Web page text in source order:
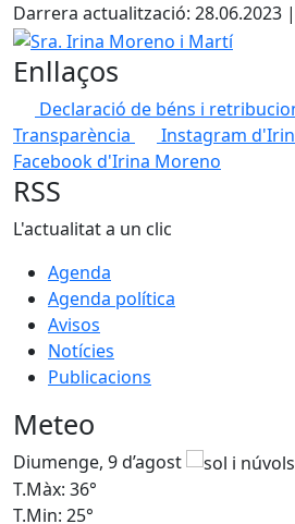
Darrera actualització: 28.06.2023
Sra. Irina Moreno i Martí
Enllaços
Declaració de béns i
Transparència
Instagram
Facebook d'Irina Moreno
RSS
L'actualitat a un clic
Agenda
Agenda política
Avisos
Notícies
Publicacions
Meteo
Diumenge, 9 d’agost
T.Màx: 36°
T.Min: 25°